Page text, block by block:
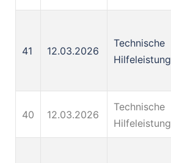
41 12.03.2026
Technische
Hilfeleistung
40 12.03.2026
Technische
Hilfeleistung